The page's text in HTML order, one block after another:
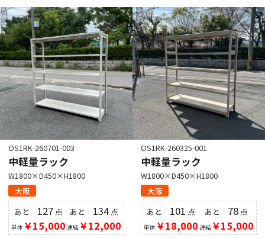
OS1RK-260701-003
中軽量ラック
W1800×D450×H1800
大阪
あと 127 点
単体 ￥15,000
あと 134点
連結￥12,000
OS1RK-260325-001
中軽量ラック
W1800×D450×H1800
大阪
あと 101 点
単体 ￥18,000
あと 78 点
連結￥15,000